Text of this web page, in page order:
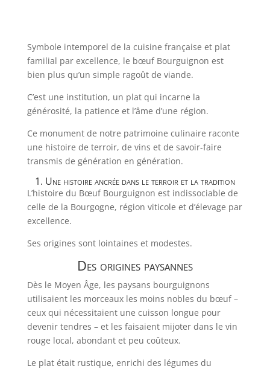
Symbole intemporel de la cuisine française et plat
familial par excellence, le bœuf Bourguignon est
bien plus qu’un simple ragoût de viande.
C’est une institution, un plat qui incarne la
générosité, la patience et l’âme d’une région.
Ce monument de notre patrimoine culinaire raconte
une histoire de terroir, de vins et de savoir-faire
transmis de génération en génération.
1. Une histoire ancrée dans le terroir et la tradition
L’histoire du Bœuf Bourguignon est indissociable de
celle de la Bourgogne, région viticole et d’élevage par
excellence.
Ses origines sont lointaines et modestes.
Des origines paysannes
Dès le Moyen Âge, les paysans bourguignons
utilisaient les morceaux les moins nobles du bœuf –
ceux qui nécessitaient une cuisson longue pour
devenir tendres – et les faisaient mijoter dans le vin
rouge local, abondant et peu coûteux.
Le plat était rustique, enrichi des légumes du